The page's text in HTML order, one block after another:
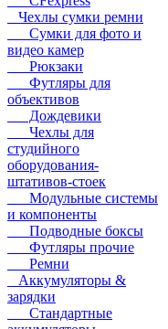
Чехлы сумки ремни
Сумки для фото и
видео камер
Рюкзаки
Футляры для
объективов
Дождевики
Чехлы для
студийного
оборудования-
штативов-стоек
Модульные системы
и компоненты
Подводные боксы
Футляры прочие
Ремни
Аккумуляторы &
зарядки
Стандартные